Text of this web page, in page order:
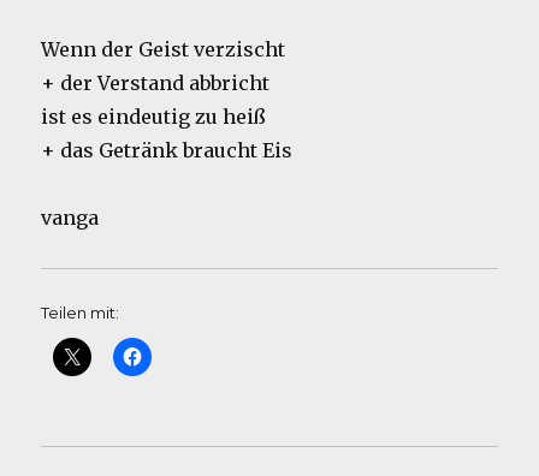
Wenn der Geist verzischt
+ der Verstand abbricht
ist es eindeutig zu heiß
+ das Getränk braucht Eis
vanga
Teilen mit: